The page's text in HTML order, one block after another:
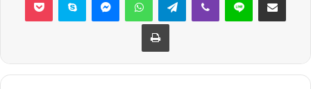
Yazdır